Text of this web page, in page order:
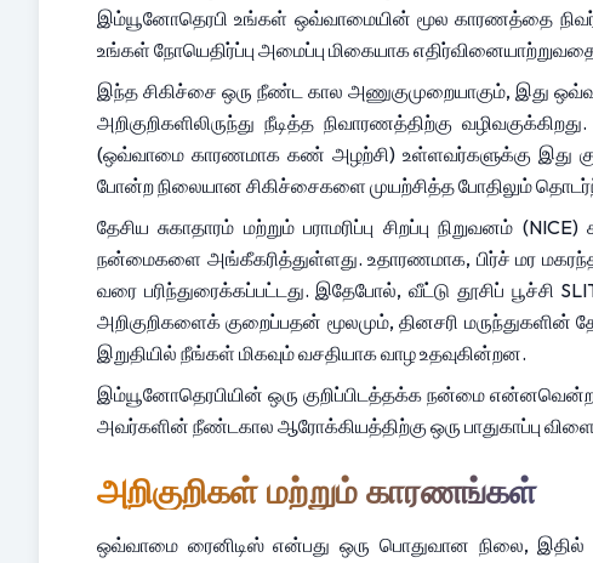
இம்யூனோதெரபி உங்கள் ஒவ்வாமையின் மூல காரணத்தை
உங்கள் நோயெதிர்ப்பு அமைப்பு மிகையாக எதிர்வினையாற்றுவதை
இந்த சிகிச்சை ஒரு நீண்ட கால அணுகுமுறையாகும், இது
அறிகுறிகளிலிருந்து நீடித்த நிவாரணத்திற்கு
(ஒவ்வாமை காரணமாக கண் அழற்சி) உள்ளவர்களுக்கு இது
போன்ற நிலையான சிகிச்சைகளை முயற்சித்த போதிலும்
தேசிய சுகாதாரம் மற்றும் பராமரிப்பு சிறப்பு நிறுவனம்
நன்மைகளை அங்கீகரித்துள்ளது. உதாரணமாக, பிர்ச் மர
வரை பரிந்துரைக்கப்பட்டது. இதேபோல், வீட்டு தூசிப் பூச்சி
அறிகுறிகளைக் குறைப்பதன் மூலமும், தினசரி
இறுதியில் நீங்கள் மிகவும் வசதியாக வாழ உதவுகின்றன.
இம்யூனோதெரபியின் ஒரு குறிப்பிடத்தக்க நன்மை
அவர்களின் நீண்டகால ஆரோக்கியத்திற்கு ஒரு பாதுகாப்பு
அறிகுறிகள் மற்றும் காரணங்கள்
ஒவ்வாமை ரைனிடிஸ் என்பது ஒரு பொதுவான நிலை, இதில்